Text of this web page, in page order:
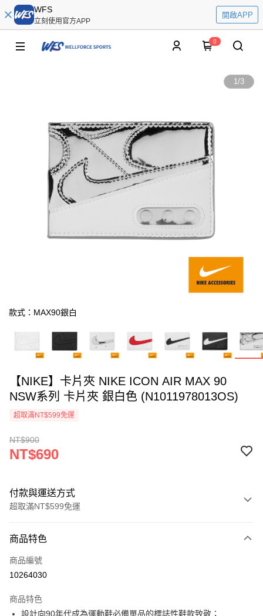
WFS
立刻使用官方APP
開啟APP
0
1/3
款式：MAX90銀白
【NIKE】卡片夾 NIKE ICON AIR MAX 90
NSW系列 卡片夾 銀白色 (N1011978013OS)
超取滿NT$599免運
NT$900
NT$690
付款與運送方式
超取滿NT$599免運
信用卡一次付款
超商取貨付款
商品特色
商品編號
10264030
商品特色
設計向90年代成為運動鞋必備單品的標誌性鞋款致敬；